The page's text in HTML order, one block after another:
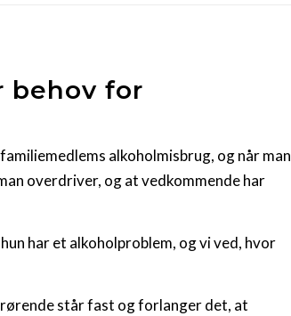
behov for
alkoholmisbrug, og når man
overdriver, og at vedkommende har
har et alkoholproblem, og vi ved, hvor
står fast og forlanger det, at